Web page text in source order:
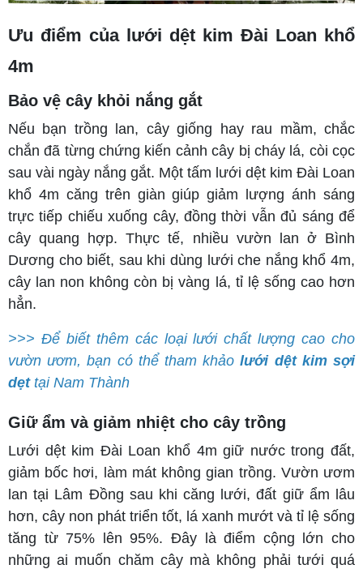
Ưu điểm của lưới dệt kim Đài Loan khổ
4m
Bảo vệ cây khỏi nắng gắt
Nếu bạn trồng lan, cây giống hay rau mầm, chắc
chắn đã từng chứng kiến cảnh cây bị cháy lá, còi cọc
sau vài ngày nắng gắt. Một tấm lưới dệt kim Đài Loan
khổ 4m căng trên giàn giúp giảm lượng ánh sáng
trực tiếp chiếu xuống cây, đồng thời vẫn đủ sáng để
cây quang hợp. Thực tế, nhiều vườn lan ở Bình
Dương cho biết, sau khi dùng lưới che nắng khổ 4m,
cây lan non không còn bị vàng lá, tỉ lệ sống cao hơn
hẳn.
>>> Để biết thêm các loại lưới chất lượng cao cho
vườn ươm, bạn có thể tham khảolưới dệt kim sợi
dẹttại Nam Thành
Giữ ẩm và giảm nhiệt cho cây trồng
Lưới dệt kim Đài Loan khổ 4m giữ nước trong đất,
giảm bốc hơi, làm mát không gian trồng. Vườn ươm
lan tại Lâm Đồng sau khi căng lưới, đất giữ ẩm lâu
hơn, cây non phát triển tốt, lá xanh mướt và tỉ lệ sống
tăng từ 75% lên 95%. Đây là điểm cộng lớn cho
những ai muốn chăm cây mà không phải tưới quá